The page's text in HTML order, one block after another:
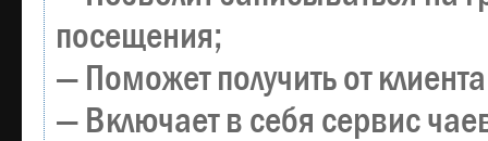
посещения;
— Поможет получить от
— Включает в себя сервис